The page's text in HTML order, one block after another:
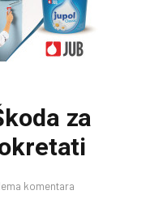
za
komentara